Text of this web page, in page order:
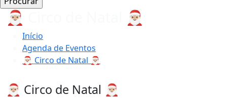
🎅🏼 Circo de Natal 🎅🏼
Início
Agenda de Eventos
🎅🏼 Circo de Natal 🎅🏼
🎅🏼 Circo de Natal 🎅🏼